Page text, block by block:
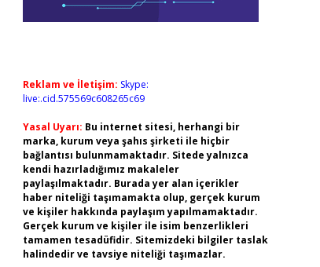
Reklam ve İletişim: Skype:
live:.cid.575569c608265c69
Yasal Uyarı: Bu internet sitesi, herhangi bir
marka, kurum veya şahıs şirketi ile hiçbir
bağlantısı bulunmamaktadır. Sitede yalnızca
kendi hazırladığımız makaleler
paylaşılmaktadır. Burada yer alan içerikler
haber niteliği taşımamakta olup, gerçek kurum
ve kişiler hakkında paylaşım yapılmamaktadır.
Gerçek kurum ve kişiler ile isim benzerlikleri
tamamen tesadüfidir. Sitemizdeki bilgiler taslak
halindedir ve tavsiye niteliği taşımazlar.